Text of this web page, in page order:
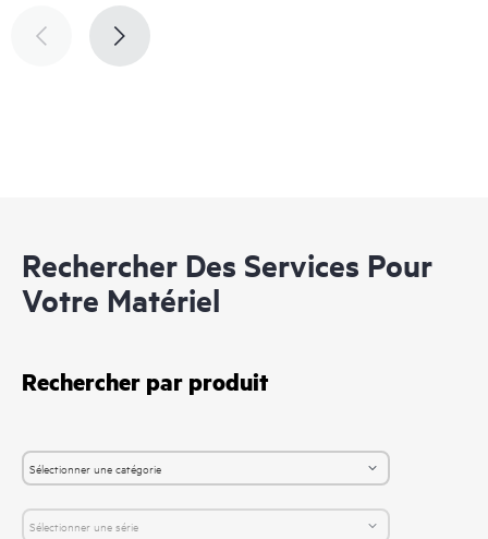
Rechercher Des Services Pour
Votre Matériel
Rechercher par produit